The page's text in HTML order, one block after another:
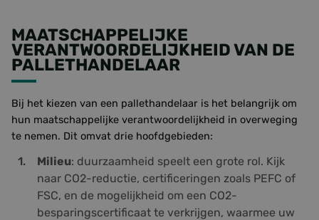
MAATSCHAPPELIJKE
VERANTWOORDELIJKHEID VAN DE
PALLETHANDELAAR
Bij het kiezen van een pallethandelaar is het belangrijk om
hun maatschappelijke verantwoordelijkheid in overweging
te nemen. Dit omvat drie hoofdgebieden:
Milieu: duurzaamheid speelt een grote rol. Kijk
naar CO2-reductie, certificeringen zoals PEFC of
FSC, en de mogelijkheid om een CO2-
besparingscertificaat te verkrijgen, waarmee uw